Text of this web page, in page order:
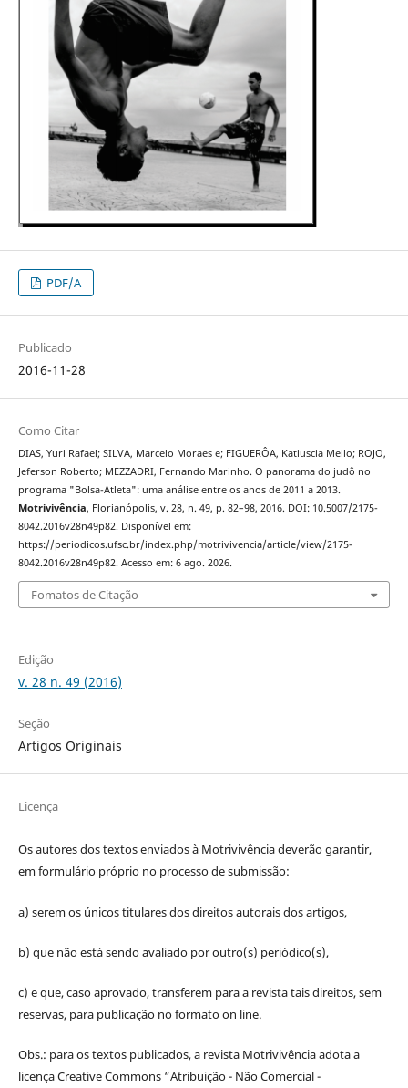
PDF/A
Publicado
2016-11-28
Como Citar
DIAS, Yuri Rafael; SILVA, Marcelo Moraes e; FIGUERÔA, Katiuscia Mello; ROJO,
Jeferson Roberto; MEZZADRI, Fernando Marinho. O panorama do judô no
programa "Bolsa-Atleta": uma análise entre os anos de 2011 a 2013.
Motrivivência, Florianópolis, v. 28, n. 49, p. 82–98, 2016. DOI: 10.5007/2175-
8042.2016v28n49p82. Disponível em:
https://periodicos.ufsc.br/index.php/motrivivencia/article/view/2175-
8042.2016v28n49p82. Acesso em: 6 ago. 2026.
Fomatos de Citação
Edição
v. 28 n. 49 (2016)
Seção
Artigos Originais
Licença
Os autores dos textos enviados à Motrivivência deverão garantir,
em formulário próprio no processo de submissão:
a) serem os únicos titulares dos direitos autorais dos artigos,
b) que não está sendo avaliado por outro(s) periódico(s),
c) e que, caso aprovado, transferem para a revista tais direitos, sem
reservas, para publicação no formato on line.
Obs.: para os textos publicados, a revista Motrivivência adota a
licença Creative Commons “Atribuição - Não Comercial -